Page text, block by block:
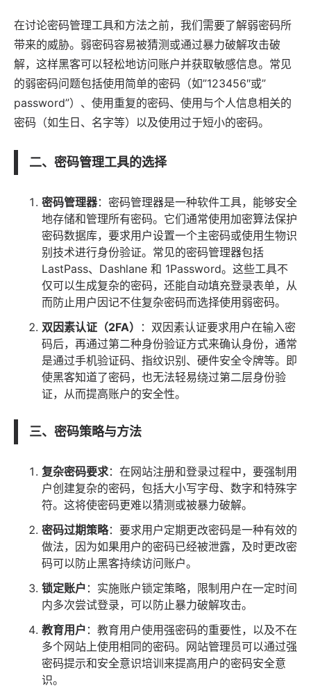
在讨论密码管理工具和方法之前，我们需要了解弱密码所
带来的威胁。弱密码容易被猜测或通过暴力破解攻击破
解，这样黑客可以轻松地访问账户并获取敏感信息。常见
的弱密码问题包括使用简单的密码（如”123456″或”
password”）、使用重复的密码、使用与个人信息相关的
密码（如生日、名字等）以及使用过于短小的密码。
二、密码管理工具的选择
密码管理器：密码管理器是一种软件工具，能够安全
地存储和管理所有密码。它们通常使用加密算法保护
密码数据库，要求用户设置一个主密码或使用生物识
别技术进行身份验证。常见的密码管理器包括
LastPass、Dashlane 和 1Password。这些工具不
仅可以生成复杂的密码，还能自动填充登录表单，从
而防止用户因记不住复杂密码而选择使用弱密码。
双因素认证（2FA）
：双因素认证要求用户在输入密
码后，再通过第二种身份验证方式来确认身份，通常
是通过手机验证码、指纹识别、硬件安全令牌等。即
使黑客知道了密码，也无法轻易绕过第二层身份验
证，从而提高账户的安全性。
三、密码策略与方法
复杂密码要求：在网站注册和登录过程中，要强制用
户创建复杂的密码，包括大小写字母、数字和特殊字
符。这将使密码更难以猜测或被暴力破解。
密码过期策略：要求用户定期更改密码是一种有效的
做法，因为如果用户的密码已经被泄露，及时更改密
码可以防止黑客持续访问账户。
锁定账户 ：实施账户锁定策略，限制用户在一定时间
内多次尝试登录，可以防止暴力破解攻击。
教育用户 ：教育用户使用强密码的重要性，以及不在
多个网站上使用相同的密码。网站管理员可以通过强
密码提示和安全意识培训来提高用户的密码安全意
识。